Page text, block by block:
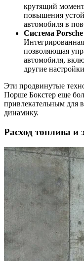
крутящий
повышения
автомобиля в
Система
позволяющая
автомобиля,
другие
Эти продвинутые
Порше Бокстер еще
привлекательным для
динамику.
Расход топлива и